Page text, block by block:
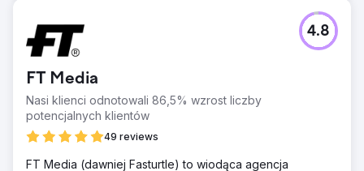
FT Media
Nasi klienci odnotowali 86,5% wzrost liczby
potencjalnych klientów
49 reviews
4.8
FT Media (dawniej Fasturtle) to wiodąca agencja